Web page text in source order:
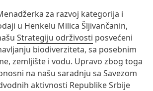
za razvoj kategorija i
u Henkelu Milica Šljivančanin,
Strategiju održivosti posvećeni
biodiverziteta, sa posebnim
zemljište i vodu. Upravo zbog toga
na našu saradnju sa Savezom
aktivnosti Republike Srbije